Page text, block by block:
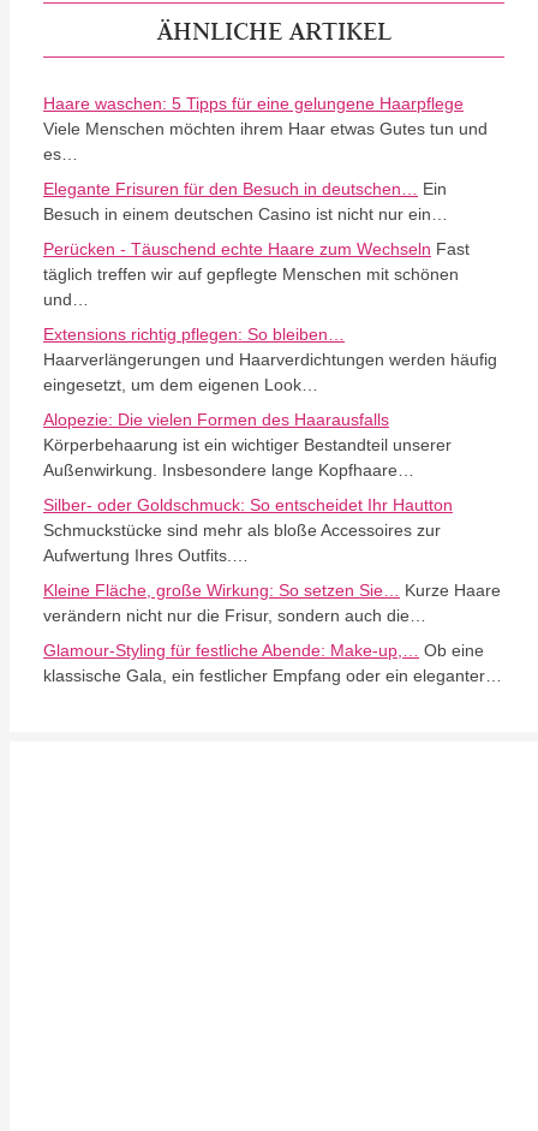
ÄHNLICHE ARTIKEL
Haare waschen: 5 Tipps für eine gelungene Haarpflege
Viele Menschen möchten ihrem Haar etwas Gutes tun und
es…
Elegante Frisuren für den Besuch in deutschen…
Ein
Besuch in einem deutschen Casino ist nicht nur ein…
Perücken - Täuschend echte Haare zum Wechseln Fast
täglich treffen wir auf gepflegte Menschen mit schönen
und…
Extensions richtig pflegen: So bleiben…
Haarverlängerungen und Haarverdichtungen werden häufig
eingesetzt, um dem eigenen Look…
Alopezie: Die vielen Formen des Haarausfalls
Körperbehaarung ist ein wichtiger Bestandteil unserer
Außenwirkung. Insbesondere lange Kopfhaare…
Silber- oder Goldschmuck: So entscheidet Ihr Hautton
Schmuckstücke sind mehr als bloße Accessoires zur
Aufwertung Ihres Outfits.…
Kleine Fläche, große Wirkung: So setzen Sie…
Kurze Haare
verändern nicht nur die Frisur, sondern auch die…
Glamour-Styling für festliche Abende: Make-up,…
Ob eine
klassische Gala, ein festlicher Empfang oder ein eleganter…